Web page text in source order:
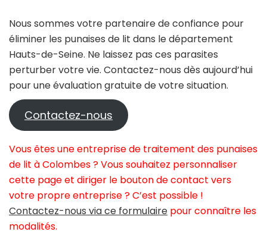
Nous sommes votre partenaire de confiance pour
éliminer les punaises de lit dans le département
Hauts-de-Seine. Ne laissez pas ces parasites
perturber votre vie. Contactez-nous dès aujourd’hui
pour une évaluation gratuite de votre situation.
Contactez-nous
Vous êtes une entreprise de traitement des punaises
de lit à Colombes ? Vous souhaitez personnaliser
cette page et diriger le bouton de contact vers
votre propre entreprise ? C’est possible !
Contactez-nous via ce formulaire pour connaître les
modalités.